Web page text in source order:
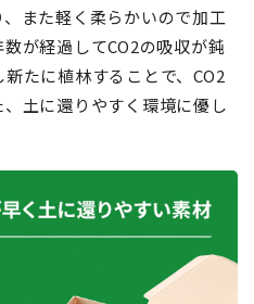
また軽く柔らかいので加工
が経過してCO2の吸収が鈍
たに植林することで、CO2
土に還りやすく環境に優し